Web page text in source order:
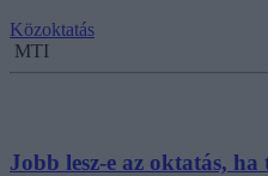
Közoktatás
MTI
Jobb lesz-e az oktatás,